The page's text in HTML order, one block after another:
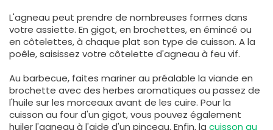
L'agneau peut prendre de nombreuses formes dans
votre assiette. En gigot, en brochettes, en émincé ou
en côtelettes, à chaque plat son type de cuisson. A la
poêle, saisissez votre côtelette d'agneau à feu vif.
Au barbecue, faites mariner au préalable la viande en
brochette avec des herbes aromatiques ou passez de
l'huile sur les morceaux avant de les cuire. Pour la
cuisson au four d'un gigot, vous pouvez également
huiler l'agneau à l'aide d'un pinceau. Enfin, la cuisson au